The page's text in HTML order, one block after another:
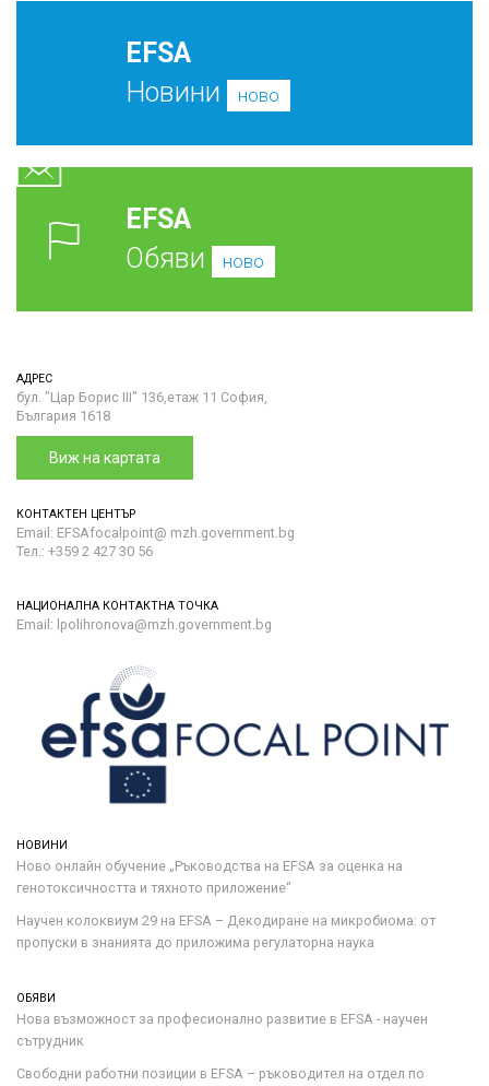
EFSA
Новини
ново
EFSA
Обяви
ново
АДРЕС
бул. "Цар Борис III" 136,етаж 11 София,
България 1618
Виж на картата
КОНТАКТЕН ЦЕНТЪР
Email: EFSAfocalpoint@ mzh.government.bg
Тел.: +359 2 427 30 56
НАЦИОНАЛНА КОНТАКТНА ТОЧКА
Email: lpolihronova@mzh.government.bg
НОВИНИ
Ново онлайн обучение „Ръководства на ЕFSA за оценка на
генотоксичността и тяхното приложение“
Научен колоквиум 29 на EFSA – Декодиране на микробиома: от
пропуски в знанията до приложима регулаторна наука
ОБЯВИ
Нова възможност за професионално развитие в EFSA - научен
сътрудник
Свободни работни позиции в EFSA – ръководител на отдел по